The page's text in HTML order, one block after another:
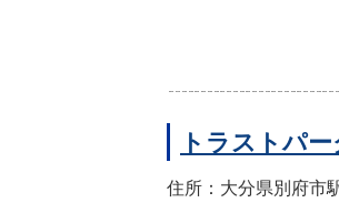
トラストパ
住所：大分県別府市